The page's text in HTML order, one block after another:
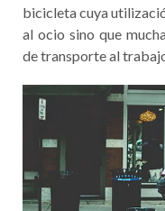
bicicleta cuya
al ocio sino que
de transporte al